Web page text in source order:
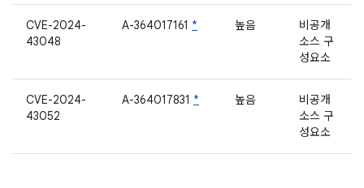
CVE-2024-
43048
A-364017161 * 높음
비공개
소스 구
성요소
CVE-2024-
43052
A-364017831 * 높음
비공개
소스 구
성요소